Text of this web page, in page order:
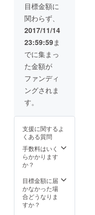
目標金額に
関わらず、
2017/11/14
23:59:59ま
でに集まっ
た金額が
ファンディ
ングされま
す。
支援に関するよ
くある質問
手数料はいく
らかかります
か？
目標金額に届
かなかった場
合どうなりま
すか？